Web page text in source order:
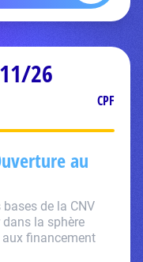
26
CPF
au
de la CNV
la sphère
financement